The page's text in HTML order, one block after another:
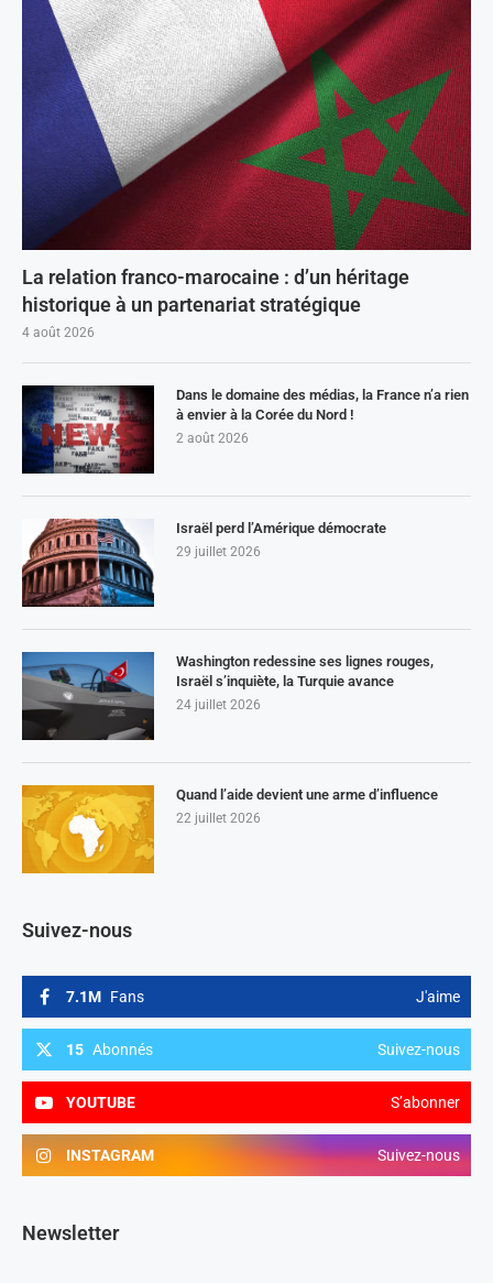
La relation franco-marocaine : d’un héritage
historique à un partenariat stratégique
4 août 2026
Dans le domaine des médias, la France n’a rien
à envier à la Corée du Nord !
2 août 2026
Israël perd l’Amérique démocrate
29 juillet 2026
Washington redessine ses lignes rouges,
Israël s’inquiète, la Turquie avance
24 juillet 2026
Quand l’aide devient une arme d’influence
22 juillet 2026
Suivez-nous
7.1M Fans J'aime
15 Abonnés Suivez-nous
YOUTUBE S’abonner
INSTAGRAM Suivez-nous
Newsletter